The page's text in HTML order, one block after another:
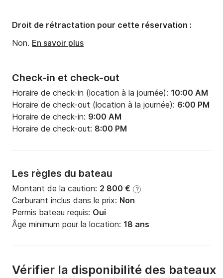
Check-in et check-out
Horaire de check-in (location à la journée): 10:00 AM
Horaire de check-out (location à la journée): 6:00 PM
Horaire de check-in: 9:00 AM
Horaire de check-out: 8:00 PM
Les règles du bateau
Montant de la caution: 2 800 € ?
Carburant inclus dans le prix: Non
Permis bateau requis: Oui
Âge minimum pour la location: 18 ans
Droit de rétractation pour cette réservation :
Non. En savoir plus
Vérifier la disponibilité des bateaux